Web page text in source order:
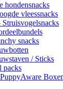
hondensnacks
vleessnacks
snacks
/ Sticks
packs
Aware